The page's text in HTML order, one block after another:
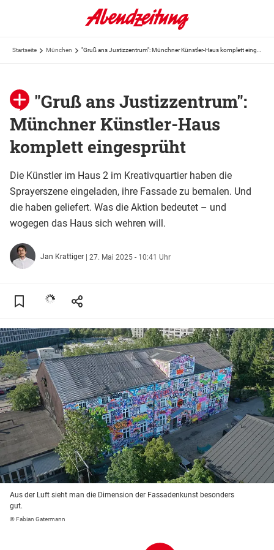
Startseite München
"Gruß ans Justizzentrum":
Münchner Künstler-Haus
komplett eingesprüht
Die Künstler im Haus 2 im Kreativquartier haben die
Sprayerszene eingeladen, ihre Fassade zu bemalen. Und
die haben geliefert. Was die Aktion bedeutet – und
wogegen das Haus sich wehren will.
Jan Krattiger | 27. Mai 2025 - 10:41 Uhr
Aus der Luft sieht man die Dimension der Fassadenkunst besonders
gut.
© Fabian Gatermann